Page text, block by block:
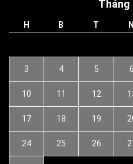
Tháng
H B T N
3 4 5 6
10 11 12
17 18 19
24 25 26